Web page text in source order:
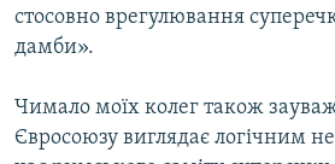
стосовно врегулювання
дамби».
Чимало моїх колег також
Євросоюзу виглядає логічним